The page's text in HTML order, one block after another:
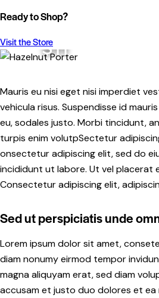
Ready to Shop?
Visit the Store$11
Mauris eu nisi eget nisi imperdiet
vehicula risus. Suspendisse id
eu, sodales justo. Morbi tincidunt,
turpis enim volutpSectetur
onsectetur adipiscing elit, sed do
incididunt ut labore. Ut vel placerat
Consectetur adipiscing elit,
Sed ut perspiciatis unde
Lorem ipsum dolor sit amet,
diam nonumy eirmod tempor
magna aliquyam erat, sed diam
accusam et justo duo dolores et